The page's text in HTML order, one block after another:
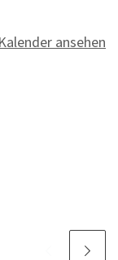
ansehen